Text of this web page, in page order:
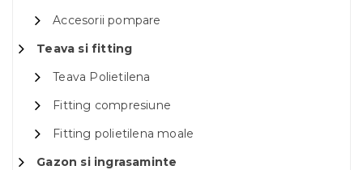
Accesorii pompare
Teava si fitting
Teava Polietilena
Fitting compresiune
Fitting polietilena moale
Gazon si ingrasaminte